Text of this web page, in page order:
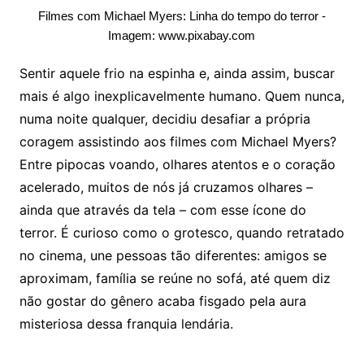
Filmes com Michael Myers: Linha do tempo do terror -
Imagem: www.pixabay.com
Sentir aquele frio na espinha e, ainda assim, buscar
mais é algo inexplicavelmente humano. Quem nunca,
numa noite qualquer, decidiu desafiar a própria
coragem assistindo aos filmes com Michael Myers?
Entre pipocas voando, olhares atentos e o coração
acelerado, muitos de nós já cruzamos olhares –
ainda que através da tela – com esse ícone do
terror. É curioso como o grotesco, quando retratado
no cinema, une pessoas tão diferentes: amigos se
aproximam, família se reúne no sofá, até quem diz
não gostar do gênero acaba fisgado pela aura
misteriosa dessa franquia lendária.